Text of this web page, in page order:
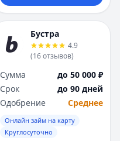
Бустра
4.9
(16отзывов)
Сумма
до 50 000 ₽
Срок
до 90 дней
Одобрение
Среднее
Онлайн займ на карту
Круглосуточно